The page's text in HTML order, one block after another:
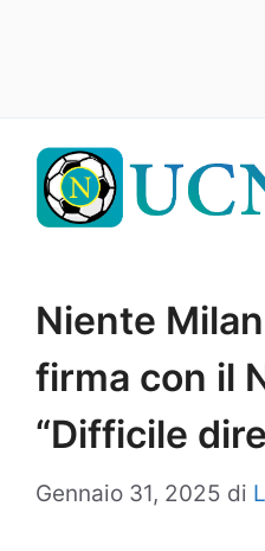
contenuto
Niente
firma con il
“Difficile
Gennaio 31, 2025 di